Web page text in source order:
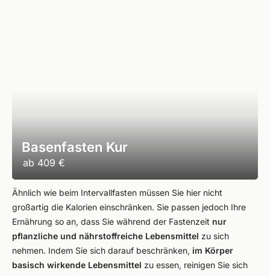
Basenfasten Kur
ab 409 €
Ähnlich wie beim Intervallfasten müssen Sie hier nicht
großartig die Kalorien einschränken. Sie passen jedoch Ihre
Ernährung so an, dass Sie während der Fastenzeit nur
pflanzliche und nährstoffreiche Lebensmittel zu sich
nehmen. Indem Sie sich darauf beschränken, im Körper
basisch wirkende Lebensmittel zu essen, reinigen Sie sich